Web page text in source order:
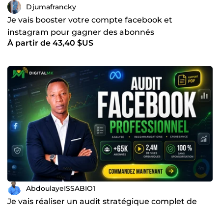
Djumafrancky
Je vais booster votre compte facebook et
instagram pour gagner des abonnés
À partir de 43,40 $US
AbdoulayeISSABIO1
Je vais réaliser un audit stratégique complet de